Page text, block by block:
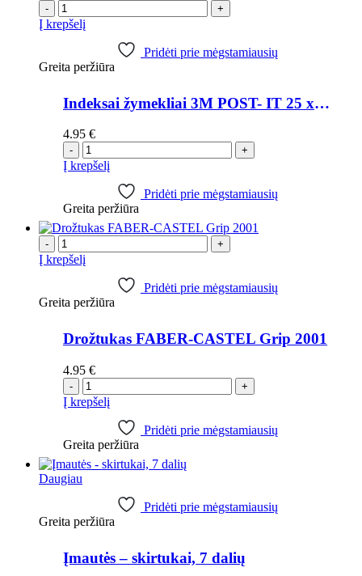
- +
Į krepšelį
Pridėti prie mėgstamiausių
Greita peržiūra
Indeksai žymekliai 3M POST- IT 25 x 43 mm, plastikiniai, geltona sp.
4.95 €
- +
Į krepšelį
Pridėti prie mėgstamiausių
Greita peržiūra
- +
Į krepšelį
Pridėti prie mėgstamiausių
Greita peržiūra
Drožtukas FABER-CASTEL Grip 2001
4.95 €
- +
Į krepšelį
Pridėti prie mėgstamiausių
Greita peržiūra
Daugiau
Pridėti prie mėgstamiausių
Greita peržiūra
Įmautės – skirtukai, 7 dalių